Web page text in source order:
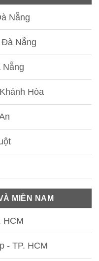
Nội
Phòng
Ninh
Nẵng
Đà Nẵng
Nẵng
Hòa
MIỀN NAM
HCM
- TP. HCM